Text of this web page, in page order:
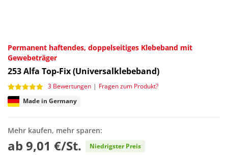
Permanent haftendes, doppelseitiges Klebeband mit
Gewebeträger
253Alfa Top-Fix (Universalklebeband)
3 Bewertungen | Fragen zum Produkt?
Made in Germany
Mehr kaufen, mehr sparen:
ab 9,01 €/St.
Niedrigster Preis